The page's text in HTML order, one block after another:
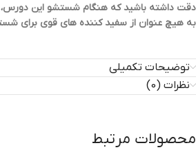
به هیچ عنوان از سفید کننده های قوی برای
توضیحات تکمیلی
نظرات (0)
محصولات مرتبط